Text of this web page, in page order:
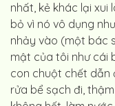
nhất, kẻ khác lại xui
bỏ vì nó vô dụng
nhảy vào (một bác
mật của tôi như cái
con chuột chết dẫn
rửa bể sạch đi,